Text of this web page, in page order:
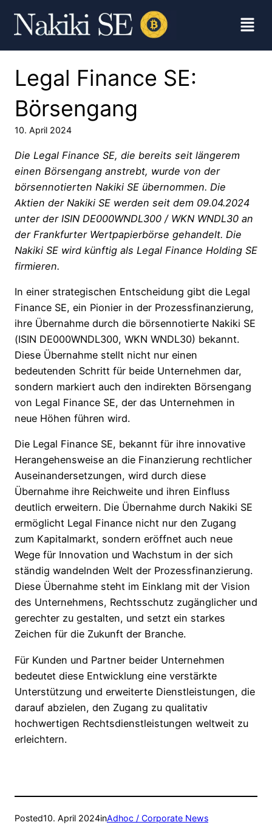
Legal Finance SE:
Börsengang
10. April 2024
Die Legal Finance SE, die bereits seit längerem
einen Börsengang anstrebt, wurde von der
börsennotierten Nakiki SE übernommen. Die
Aktien der Nakiki SE werden seit dem 09.04.2024
unter der ISIN DE000WNDL300 / WKN WNDL30 an
der Frankfurter Wertpapierbörse gehandelt. Die
Nakiki SE wird künftig als Legal Finance Holding SE
firmieren.
In einer strategischen Entscheidung gibt die Legal
Finance SE, ein Pionier in der Prozessfinanzierung,
ihre Übernahme durch die börsennotierte Nakiki SE
(ISIN DE000WNDL300, WKN WNDL30) bekannt.
Diese Übernahme stellt nicht nur einen
bedeutenden Schritt für beide Unternehmen dar,
sondern markiert auch den indirekten Börsengang
von Legal Finance SE, der das Unternehmen in
neue Höhen führen wird.
Die Legal Finance SE, bekannt für ihre innovative
Herangehensweise an die Finanzierung rechtlicher
Auseinandersetzungen, wird durch diese
Übernahme ihre Reichweite und ihren Einfluss
deutlich erweitern. Die Übernahme durch Nakiki SE
ermöglicht Legal Finance nicht nur den Zugang
zum Kapitalmarkt, sondern eröffnet auch neue
Wege für Innovation und Wachstum in der sich
ständig wandelnden Welt der Prozessfinanzierung.
Diese Übernahme steht im Einklang mit der Vision
des Unternehmens, Rechtsschutz zugänglicher und
gerechter zu gestalten, und setzt ein starkes
Zeichen für die Zukunft der Branche.
Für Kunden und Partner beider Unternehmen
bedeutet diese Entwicklung eine verstärkte
Unterstützung und erweiterte Dienstleistungen, die
darauf abzielen, den Zugang zu qualitativ
hochwertigen Rechtsdienstleistungen weltweit zu
erleichtern.
Posted10. April 2024inAdhoc / Corporate News